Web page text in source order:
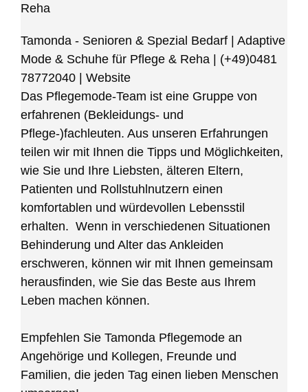
Reha
Tamonda - Senioren & Spezial Bedarf | Adaptive
Mode & Schuhe für Pflege & Reha | (+49)0481
78772040 | Website
Das Pflegemode-Team ist eine Gruppe von
erfahrenen (Bekleidungs- und
Pflege-)fachleuten. Aus unseren Erfahrungen
teilen wir mit Ihnen die Tipps und Möglichkeiten,
wie Sie und Ihre Liebsten, älteren Eltern,
Patienten und Rollstuhlnutzern einen
komfortablen und würdevollen Lebensstil
erhalten. Wenn in verschiedenen Situationen
Behinderung und Alter das Ankleiden
erschweren, können wir mit Ihnen gemeinsam
herausfinden, wie Sie das Beste aus Ihrem
Leben machen können.
Empfehlen Sie Tamonda Pflegemode an
Angehörige und Kollegen, Freunde und
Familien, die jeden Tag einen lieben Menschen